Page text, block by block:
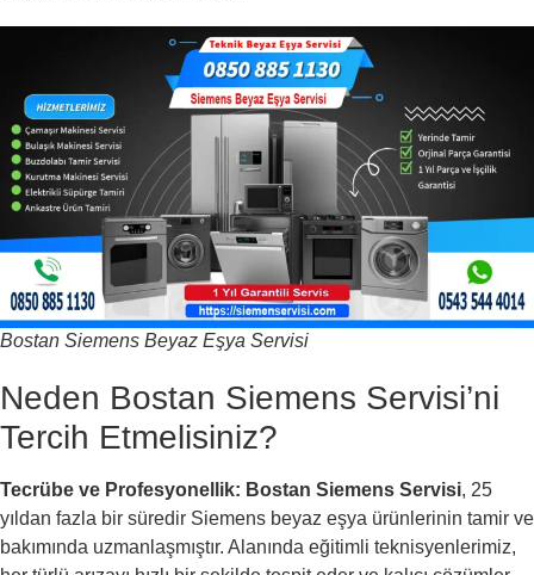
Bostan Siemens Beyaz Eşya Servisi
Neden Bostan Siemens Servisi’ni
Tercih Etmelisiniz?
Tecrübe ve Profesyonellik: Bostan Siemens Servisi, 25
yıldan fazla bir süredir Siemens beyaz eşya ürünlerinin tamir ve
bakımında uzmanlaşmıştır. Alanında eğitimli teknisyenlerimiz,